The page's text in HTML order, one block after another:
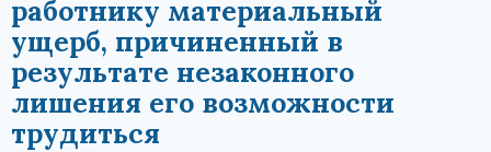
работнику материальный
ущерб, причиненный в
результате незаконного
лишения его возможности
трудиться